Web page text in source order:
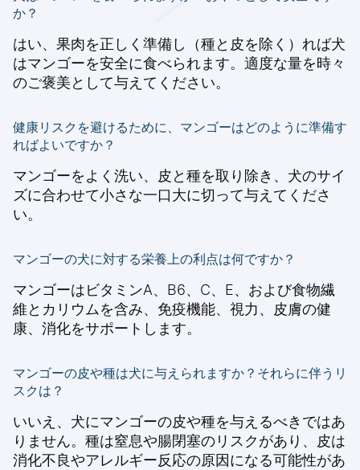
か？
はい、果肉を正しく準備し（種と皮を除く）れば犬
はマンゴーを安全に食べられます。適度な量を時々
のご褒美として与えてください。
健康リスクを避けるために、マンゴーはどのように準備す
ればよいですか？
マンゴーをよく洗い、皮と種を取り除き、犬のサイ
ズに合わせて小さな一口大に切って与えてくださ
い。
マンゴーの犬に対する栄養上の利点は何ですか？
マンゴーはビタミンA、B6、C、E、および食物繊
維とカリウムを含み、免疫機能、視力、皮膚の健
康、消化をサポートします。
マンゴーの皮や種は犬に与えられますか？それらに伴うリ
スクは？
いいえ、犬にマンゴーの皮や種を与えるべきではあ
りません。種は窒息や腸閉塞のリスクがあり、皮は
消化不良やアレルギー反応の原因になる可能性があ